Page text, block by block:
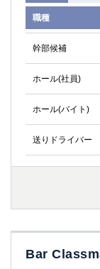
職種
幹部候補
ホール(社員)
ホール(バイト)
送りドライバー
Bar
大船
厚木
桜木町
埼玉県
大宮
所沢
獨協大学前
千葉県